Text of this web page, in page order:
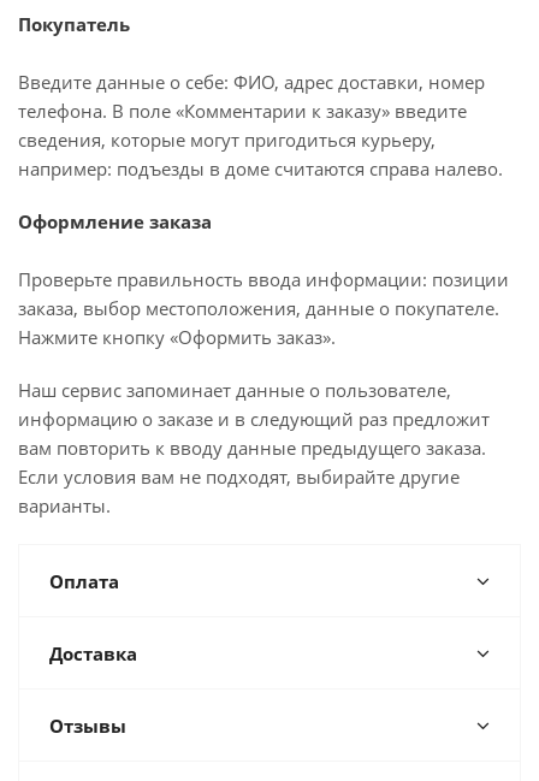
Покупатель
Введите данные о себе: ФИО, адрес доставки, номер
телефона. В поле «Комментарии к заказу» введите
сведения, которые могут пригодиться курьеру,
например: подъезды в доме считаются справа налево.
Оформление заказа
Проверьте правильность ввода информации: позиции
заказа, выбор местоположения, данные о покупателе.
Нажмите кнопку «Оформить заказ».
Наш сервис запоминает данные о пользователе,
информацию о заказе и в следующий раз предложит
вам повторить к вводу данные предыдущего заказа.
Если условия вам не подходят, выбирайте другие
варианты.
Оплата
Доставка
Отзывы